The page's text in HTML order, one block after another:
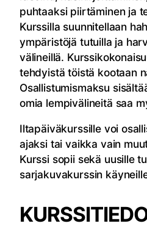
puhtaaksi piirtäminen ja
Kurssilla suunnitellaan
ympäristöjä tutuilla ja
välineillä.
tehdyistä töistä kootaan
Osallistumismaksu
omia lempivälineitä saa
Iltapäiväkurssille voi
ajaksi tai vaikka vain
Kurssi sopii sekä uusille
sarjakuvakurssin